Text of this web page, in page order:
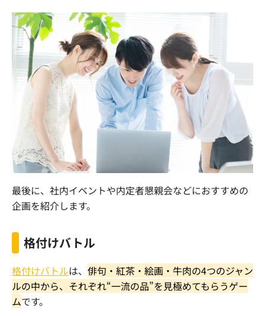
最後に、社内イベントや内定者懇親会などにおすすめの
企画を紹介します。
格付けバトル
格付けバトルは、 俳句・紅茶・絵画・牛肉の4つのジャン
ルの中から、それぞれ“一流の品”を見極めてもらうゲー
ムです。